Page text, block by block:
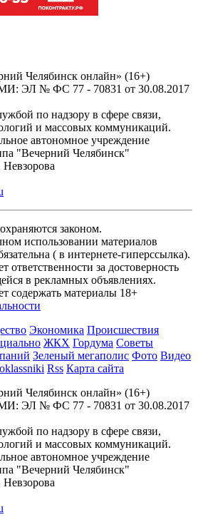
Челябинск онлайн» (16+)
ЭЛ № ФС 77 - 70831 от 30.08.2017
по надзору в сфере связи,
и массовых коммуникаций.
автономное учреждение
"Вечерний Челябинск"
законом.
использовании материалов
( в интернете-гиперссылка).
ответственности за достоверность
в рекламных объявлениях.
содержать материалы 18+
Экономика Происшествия
ЖКХ Гордума Советы
Зеленый мегаполис Фото Видео
Rss Карта сайта
Челябинск онлайн» (16+)
ЭЛ № ФС 77 - 70831 от 30.08.2017
по надзору в сфере связи,
и массовых коммуникаций.
автономное учреждение
"Вечерний Челябинск"